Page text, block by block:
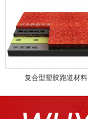
复合型塑胶跑道材料